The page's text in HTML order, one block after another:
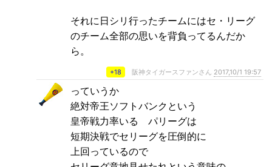
それに日シリ行ったチームにはセ・リーグ
のチーム全部の思いを背負ってるんだか
ら。
+18 阪神タイガースファンさん 2017,10/1 19:57
っていうか
絶対帝王ソフトバンクという
皇帝戦力率いる パリーグは
短期決戦でセリーグを圧倒的に
上回っているので